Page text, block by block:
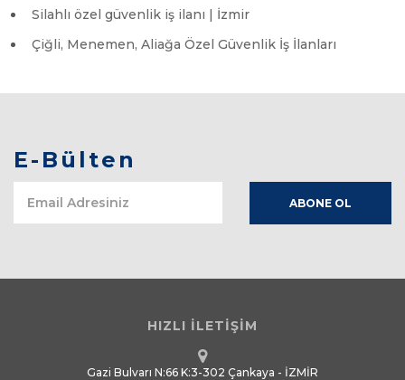
Silahlı özel güvenlik iş ilanı | İzmir
Çiğli, Menemen, Aliağa Özel Güvenlik İş İlanları
E-Bülten
HIZLI İLETİŞİM
Gazi Bulvarı N:66 K:3-302 Çankaya - İZMİR